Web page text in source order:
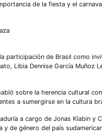
de la fiesta y el
participación de Brasil como
Libia Dennise García Muñoz
sobre la herencia cultural
a sumergirse en la cultura
a cargo de Jonas Klabin y
y de género del país